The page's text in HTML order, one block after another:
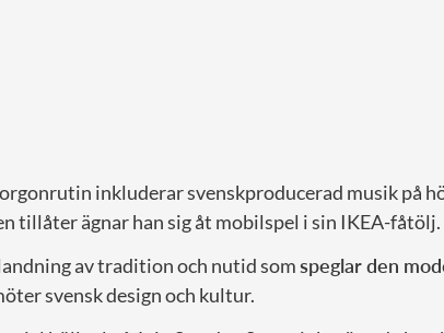
inkluderar svenskproducerad musik på
tillåter ägnar han sig åt mobilspel i sin IKEA-fåtölj.
av tradition och nutid somspeglar den
svensk design och kultur.